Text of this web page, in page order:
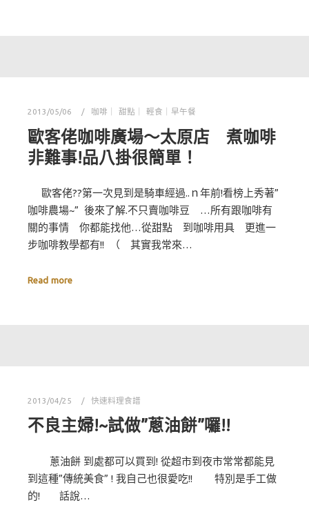
2013/05/06 咖啡｜ 甜點｜ 輕食｜早午餐
歐客佬咖啡廣場～太原店 煮咖啡
非難事!品八掛很簡單！
歐客佬??第一次見到是騎車經過..ｎ年前!看榜上秀著”
咖啡農場~” 後來了解.不只賣咖啡豆 …所有跟咖啡有
關的事情 你都能找他…從甜點 到咖啡用具 更進一
步咖啡教學都有!! （ 其實我常來…
Read more
2013/04/25 快速料理食譜
不良主婦!~試做”蔥油餅”囉!!
蔥油餅 到處都可以買到! 從超市到夜市常常都能見
到這種”傳統美食” ! 我自己也很愛吃!! 特別是手工做
的! 話說…